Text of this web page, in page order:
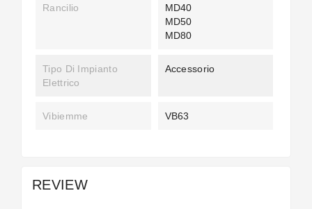
Rancilio
MD40
MD50
MD80
Tipo Di Impianto
Elettrico
Accessorio
Vibiemme VB63
REVIEW